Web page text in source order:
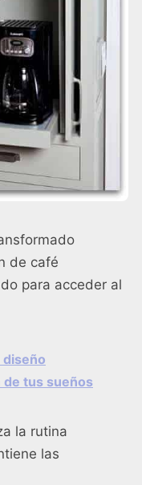
de café
para acceder al
de tus sueños
la rutina
las